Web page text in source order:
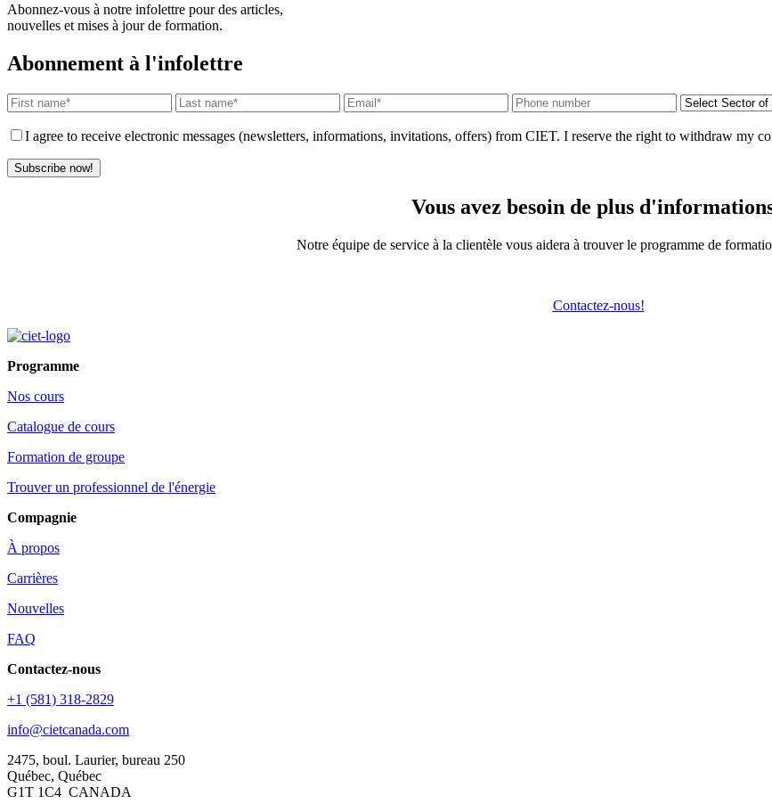
Abonnez-vous à notre infolettre pour des articles,
nouvelles et mises à jour de formation.
Abonnement à l'infolettre
I agree to receive electronic messages (newsletters, informations, invitations, offers) from CIET. I reserve the right to withdraw my
Subscribe now!
Vous avez besoin de plus
Notre équipe de service à la clientèle vous aidera à trouver le programme de
Contactez-nous!
Programme
Nos cours
Catalogue de cours
Formation de groupe
Trouver un professionnel de l'énergie
Compagnie
À propos
Carrières
Nouvelles
FAQ
Contactez-nous
+1 (581) 318-2829
info@cietcanada.com
2475, boul. Laurier, bureau 250
Québec, Québec
G1T 1C4 CANADA